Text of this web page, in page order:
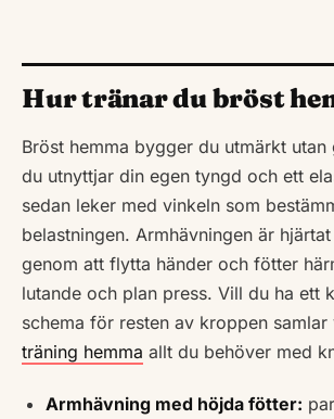
Hur tränar du bröst
Bröst hemma bygger du utmärkt utan
du utnyttjar din egen tyngd och ett
sedan leker med vinkeln som
belastningen. Armhävningen är
genom att flytta händer och fötter
lutande och plan press. Vill du ha ett
schema för resten av kroppen
träning hemma allt du behöver med
Armhävning med höjda fötter: